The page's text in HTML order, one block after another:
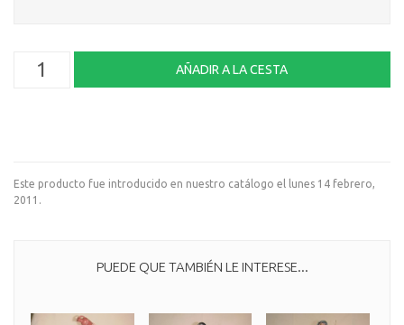
Este producto fue introducido en nuestro catálogo el lunes 14 febrero,
2011.
PUEDE QUE TAMBIÉN LE INTERESE...